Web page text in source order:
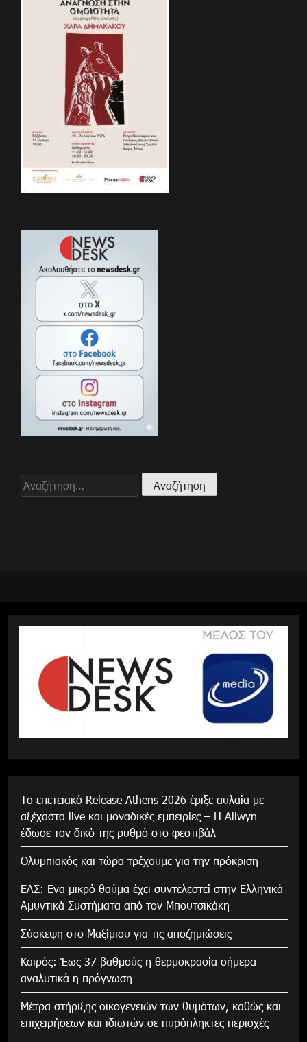
Αναζήτηση
για:
Το επετειακό Release Athens 2026 έριξε αυλαία με
αξέχαστα live και μοναδικές εμπειρίες – Η Allwyn
έδωσε τον δικό της ρυθμό στο φεστιβάλ
Ολυμπιακός και τώρα τρέχουμε για την πρόκριση
ΕΑΣ: Ενα μικρό θαύμα έχει συντελεστεί στην Ελληνικά
Αμυντικά Συστήματα από τον Μπουτσικάκη
Σύσκεψη στο Μαξίμιου για τις αποζημιώσεις
Καιρός: Έως 37 βαθμούς η θερμοκρασία σήμερα –
αναλυτικά η πρόγνωση
Μέτρα στήριξης οικογενειών των θυμάτων, καθώς και
επιχειρήσεων και ιδιωτών σε πυρόπληκτες περιοχές